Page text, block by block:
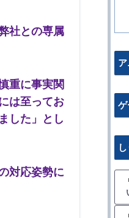
社との専属
重に事実関
は至ってお
した」とし
対応姿勢に